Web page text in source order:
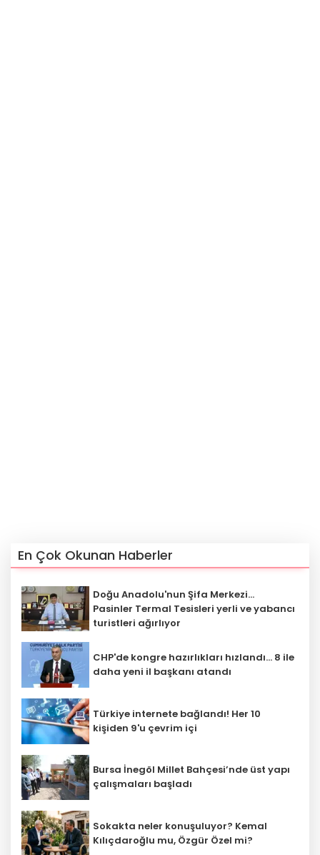
En Çok Okunan Haberler
Doğu Anadolu'nun Şifa Merkezi...
Pasinler Termal Tesisleri yerli ve yabancı
turistleri ağırlıyor
CHP'de kongre hazırlıkları hızlandı... 8 ile
daha yeni il başkanı atandı
Türkiye internete bağlandı! Her 10
kişiden 9'u çevrim içi
Bursa İnegöl Millet Bahçesi’nde üst yapı
çalışmaları başladı
Sokakta neler konuşuluyor? Kemal
Kılıçdaroğlu mu, Özgür Özel mi?